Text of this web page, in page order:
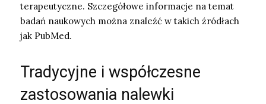
terapeutyczne. Szczegółowe informacje na temat
badań naukowych można znaleźć w takich źródłach
jak PubMed.
Tradycyjne i współczesne
zastosowania nalewki